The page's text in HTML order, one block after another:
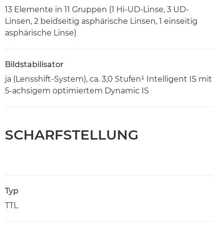
13 Elemente in 11 Gruppen (1 Hi-UD-Linse, 3 UD-
Linsen, 2 beidseitig asphärische Linsen, 1 einseitig
asphärische Linse)
Bildstabilisator
ja (Lensshift-System), ca. 3,0 Stufen¹ Intelligent IS mit
5-achsigem optimiertem Dynamic IS
SCHARFSTELLUNG
Typ
TTL